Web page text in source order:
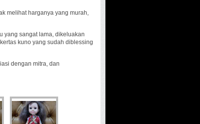
melihat harganya yang murah,
yang sangat lama, dikeluakan
kuno yang sudah diblessing
dengan mitra, dan